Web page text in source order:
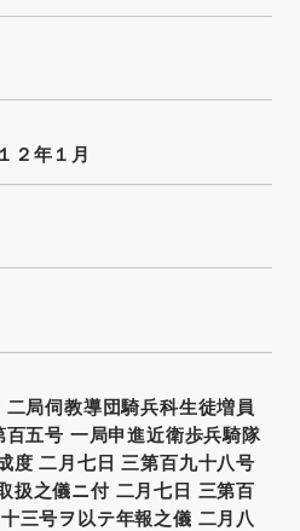
２年１月
局伺教導団騎兵科生徒増員
五号 一局申進近衛歩兵騎隊
度 二月七日 三第百九十八号
扱之儀ニ付 二月七日 三第百
三号ヲ以テ年報之儀 二月八